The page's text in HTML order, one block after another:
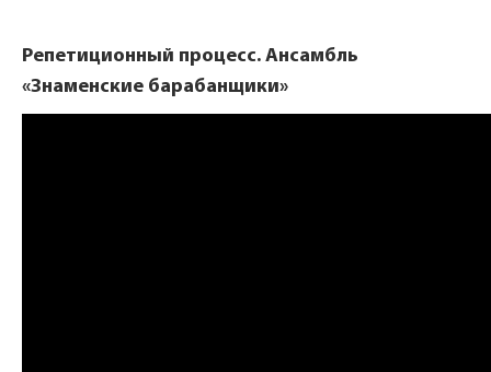
Репетиционный процесс. Ансамбль
«Знаменские барабанщики»